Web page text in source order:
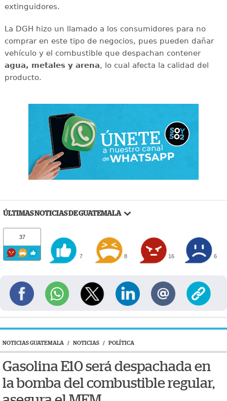
extinguidores.
La DGH hizo un llamado a los consumidores para no
comprar en este tipo de negocios, pues pueden dañar
vehículo y el combustible que despachan contener
agua, metales y arena, lo cual afecta la calidad del
producto.
ÚLTIMAS NOTICIAS DE GUATEMALA
37
7 8 16 6
NOTICIAS GUATEMALA / NOTICIAS / POLÍTICA
Gasolina E10 será despachada en
la bomba del combustible regular,